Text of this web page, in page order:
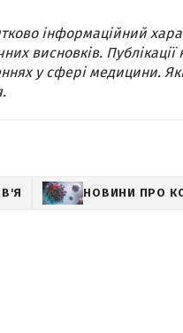
інформаційний
висновків. Публікації
у сфері медицини.
НОВИНИ ПРО